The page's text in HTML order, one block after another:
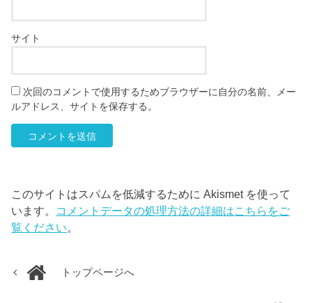
サイト
次回のコメントで使用するためブラウザーに自分の名前、メー
ルアドレス、サイトを保存する。
このサイトはスパムを低減するために Akismet を使って
います。 コメントデータの処理方法の詳細はこちらをご
覧ください。
トップページへ